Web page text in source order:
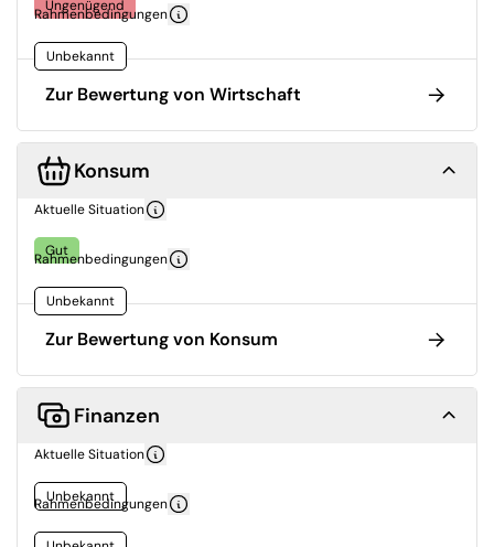
Ungenügend
Rahmenbedingungen
Unbekannt
Zur Bewertung von Wirtschaft
Konsum
Aktuelle Situation
Gut
Rahmenbedingungen
Unbekannt
Zur Bewertung von Konsum
Finanzen
Aktuelle Situation
Unbekannt
Rahmenbedingungen